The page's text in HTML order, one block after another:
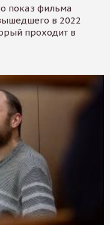
показ фильма
в 2022
проходит в